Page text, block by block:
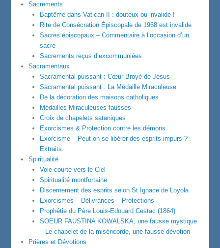
Sacrements
Baptême dans Vatican II : douteux ou invalide !
Rite de Consécration Épiscopale de 1968 est invalide
Sacres épiscopaux – Commentaire à l’occasion d’un
sacre
Sacrements reçus d’excommuniées
Sacramentaux
Sacramental puissant : Cœur Broyé de Jésus
Sacramental puissant : La Médaille Miraculeuse
De la décoration des maisons catholiques
Médailles Miraculeuses fausses
Croix de chapelets sataniques
Exorcismes & Protection contre les démons
Exorcisme – Peut-on se libérer des esprits impurs ?
Extraits.
Spiritualité
Voie courte vers le Ciel
Spiritualité montfortaine
Discernement des esprits selon St Ignace de Loyola
Exorcismes – Délivrances – Protections
Prophétie du Père Louis-Edouard Cestac (1864)
SOEUR FAUSTINA KOWALSKA, une fausse mystique
– Le chapelet de la miséricorde, une fausse dévotion
Prières et Dévotions